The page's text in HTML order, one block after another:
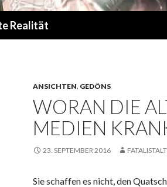
Realität
ANSICHTEN, GEDÖNS
WORAN DIE
MEDIEN
23. SEPTEMBER 2016
Sie schaffen es nicht, den